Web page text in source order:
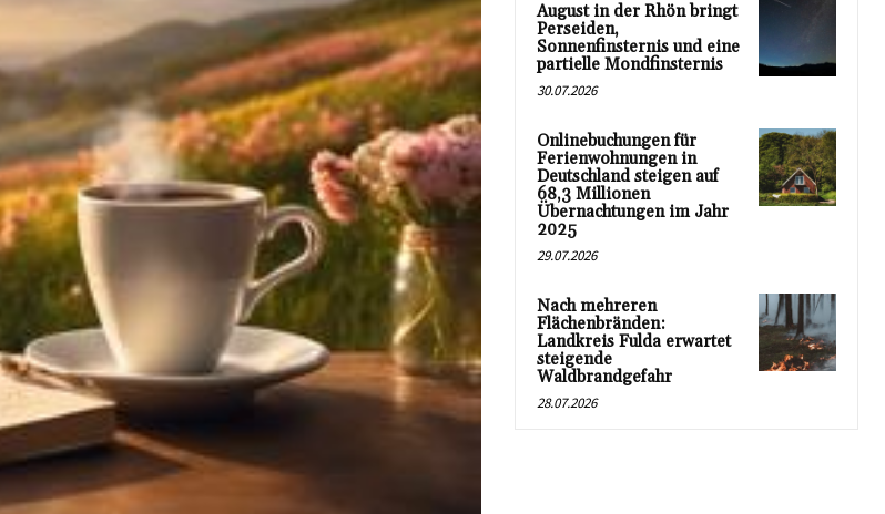
August in der Rhön bringt
Perseiden,
Sonnenfinsternis und eine
partielle Mondfinsternis
30.07.2026
Onlinebuchungen für
Ferienwohnungen in
Deutschland steigen auf
68,3 Millionen
Übernachtungen im Jahr
2025
29.07.2026
Nach mehreren
Flächenbränden:
Landkreis Fulda erwartet
steigende
Waldbrandgefahr
28.07.2026